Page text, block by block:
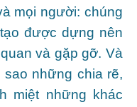
mọi người: chúng
được dựng nên
và gặp gỡ. Và
những chia rẽ,
miệt những khác